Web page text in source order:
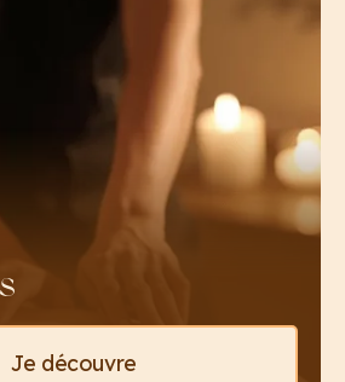
Je découvre